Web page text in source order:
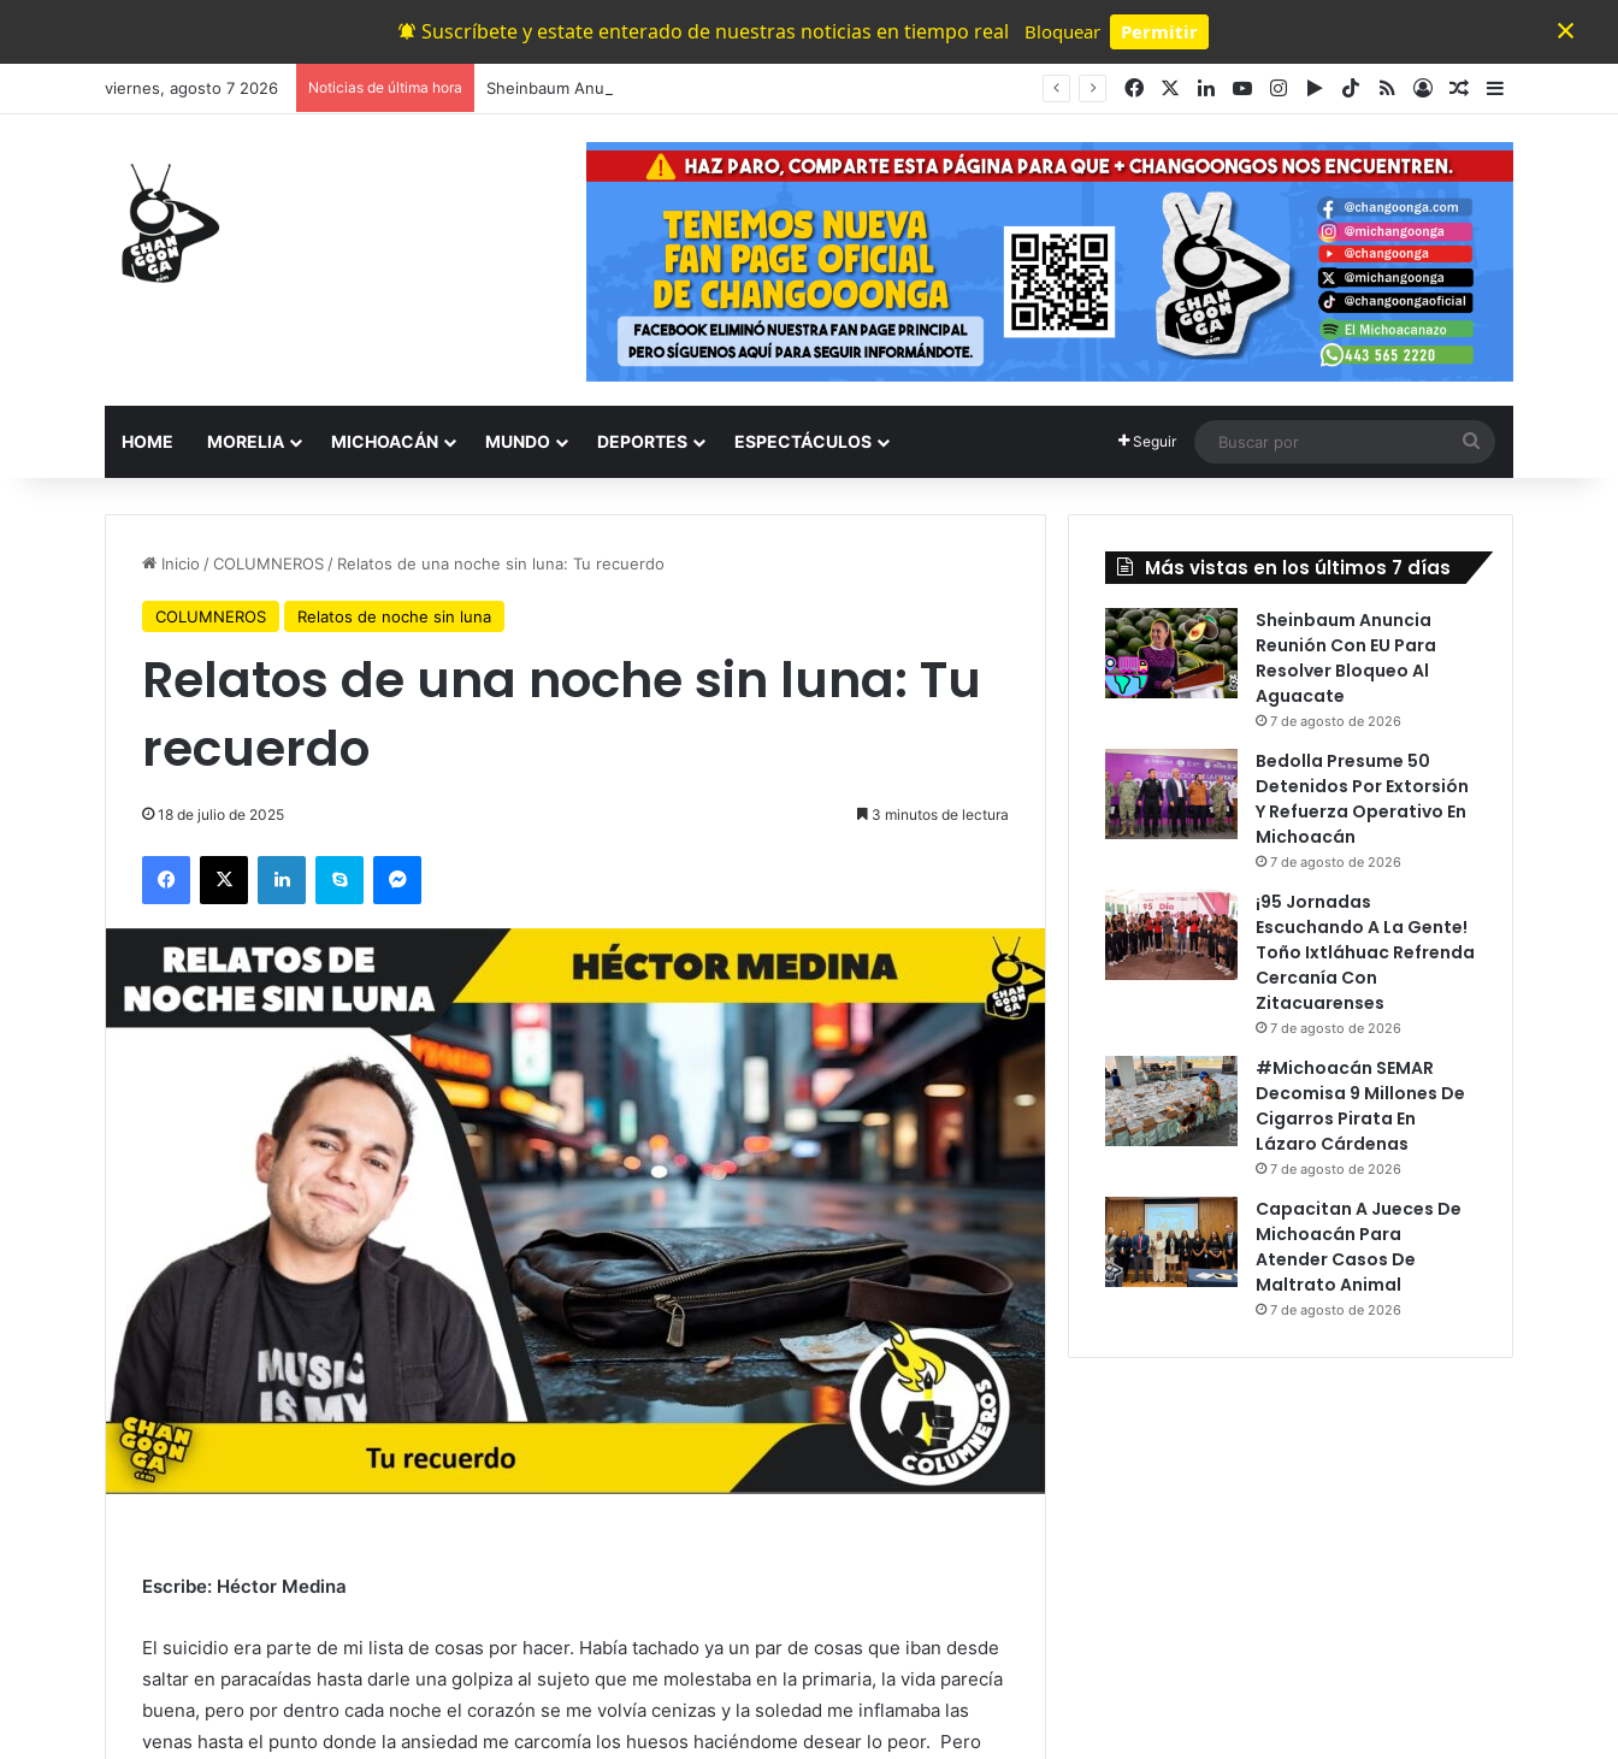
Suscríbete y estate enterado de nuestras noticias en tiempo real Bloquear Permitir
Powered by SendPulse
×
viernes, agosto 7 2026 Noticias de última hora Sheinbaum Anuncia Reunión Con EU Para Resolver Bloqueo Al Aguacate FacebookLinkedInYouTubeInstagram
Google Play
TikTok
RSSAccesoPublicación al
Barra lateral
HOME MORELIA MICHOACÁN MUNDO DEPORTES ESPECTÁCULOS Seguir
por
Inicio /COLUMNEROS / Relatos de una noche sin luna: Tu recuerdo
COLUMNEROS Relatos de noche sin luna
Relatos de una noche sin luna: Tu
recuerdo
18 de julio de 2025 3 minutos de lectura
Facebook
X LinkedInSkype Messenger
Escribe: Héctor Medina
El suicidio era parte de mi lista de cosas por hacer. Había tachado ya un par de cosas que iban desde
saltar en paracaídas hasta darle una golpiza al sujeto que me molestaba en la primaria, la vida parecía
buena, pero por dentro cada noche el corazón se me volvía cenizas y la soledad me inflamaba las
venas hasta el punto donde la ansiedad me carcomía los huesos haciéndome desear lo peor. Pero
Más vistas en los últimos 7 días
Sheinbaum Anuncia
Reunión Con EU Para
Resolver Bloqueo Al
Aguacate
7 de agosto de 2026
Bedolla Presume 50
Detenidos Por Extorsión
Y Refuerza Operativo En
Michoacán
7 de agosto de 2026
¡95 Jornadas
Escuchando A La Gente!
Toño Ixtláhuac Refrenda
Cercanía Con
Zitacuarenses
7 de agosto de 2026
#Michoacán SEMAR
Decomisa 9 Millones De
Cigarros Pirata En
Lázaro Cárdenas
7 de agosto de 2026
Capacitan A Jueces De
Michoacán Para
Atender Casos De
Maltrato Animal
7 de agosto de 2026